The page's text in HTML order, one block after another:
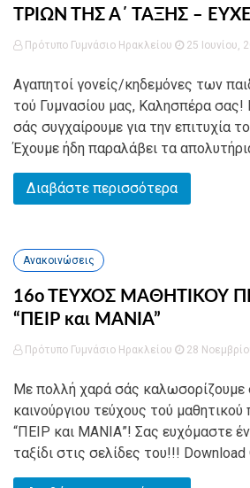
ΤΡΙΩΝ ΤΗΣ Α΄ ΤΑΞΗΣ –
Πρότυπο Γυμνάσιο Ηρακλείου 25 Ιουνίου,
Αγαπητοί γονείς/κηδεμόνες των
τού Γυμνασίου μας, Καλησπέρα σας!
σάς συγχαίρουμε για την επιτυχία
Έχουμε ήδη παραλάβει τα
Διαβάστε περισσότερα
Ανακοινώσεις
16ο ΤΕΥΧΟΣ ΜΑΘΗΤΙΚΟΥ
“ΠΕΙΡ και ΜΑΝΙΑ”
Πρότυπο Γυμνάσιο Ηρακλείου 28
Με πολλή χαρά σάς καλωσορίζουμε
καινούργιου τεύχους τού μαθητικού
“ΠΕΙΡ και ΜΑΝΙΑ”! Σας ευχόμαστε
ταξίδι στις σελίδες του!!! Download